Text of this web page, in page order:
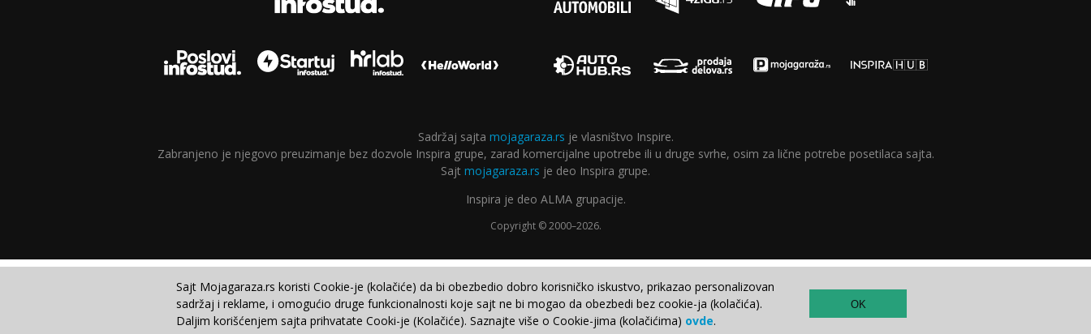
Sadržaj sajta mojagaraza.rs je vlasništvo Inspire.
Zabranjeno je njegovo preuzimanje bez dozvole Inspira grupe, zarad komercijalne upotrebe ili u druge svrhe, osim za lične potrebe posetilaca sajta.
Sajt mojagaraza.rs je deo Inspira grupe.
Inspira je deo ALMA grupacije.
Copyright © 2000–2026.
Sajt Mojagaraza.rs koristi Cookie-je (kolačiće) da bi obezbedio dobro korisničko iskustvo, prikazao personalizovan
sadržaj i reklame, i omogućio druge funkcionalnosti koje sajt ne bi mogao da obezbedi bez cookie-ja (kolačića).
Daljim korišćenjem sajta prihvatate Cooki-je (Kolačiće). Saznajte više o Cookie-jima (kolačićima) ovde.
OK